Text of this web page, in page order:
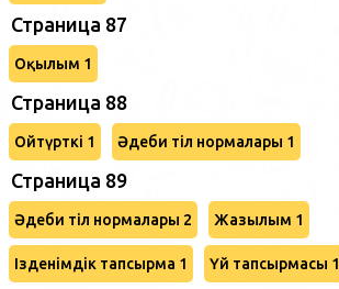
Страница 87
Оқылым 1
Страница 88
Ойтүрткі 1 Әдеби тіл нормалары 1
Страница 89
Әдеби тіл нормалары 2 Жазылым 1
Ізденімдік тапсырма 1 Үй тапсырмасы 1